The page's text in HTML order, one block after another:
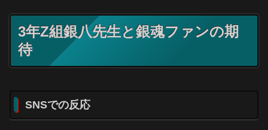
3年Z組銀八先生と銀魂ファンの期
待
SNSでの反応